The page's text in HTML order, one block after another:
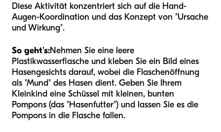
Diese Aktivität konzentriert sich auf die Hand-
Augen-Koordination und das Konzept von "Ursache
und Wirkung".
So geht's:Nehmen Sie eine leere
Plastikwasserflasche und kleben Sie ein Bild eines
Hasengesichts darauf, wobei die Flaschenöffnung
als "Mund" des Hasen dient. Geben Sie Ihrem
Kleinkind eine Schüssel mit kleinen, bunten
Pompons (das "Hasenfutter") und lassen Sie es die
Pompons in die Flasche fallen.